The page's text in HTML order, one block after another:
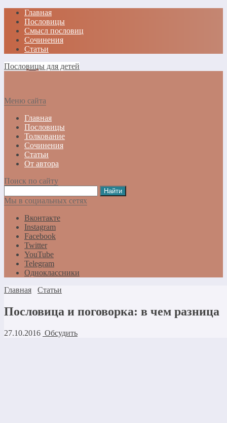
Главная
Пословицы
Смысл пословиц
Сочинения
Статьи
Пословицы для детей
Меню сайта
Главная
Пословицы
Толкование
Сочинения
Статьи
От автора
Поиск по сайту
Мы в социальных сетях
Вконтакте
Instagram
Facebook
Twitter
YouTube
Telegram
Одноклассники
Главная
Статьи
Пословица и поговорка: в чем разница
27.10.2016 Обсудить